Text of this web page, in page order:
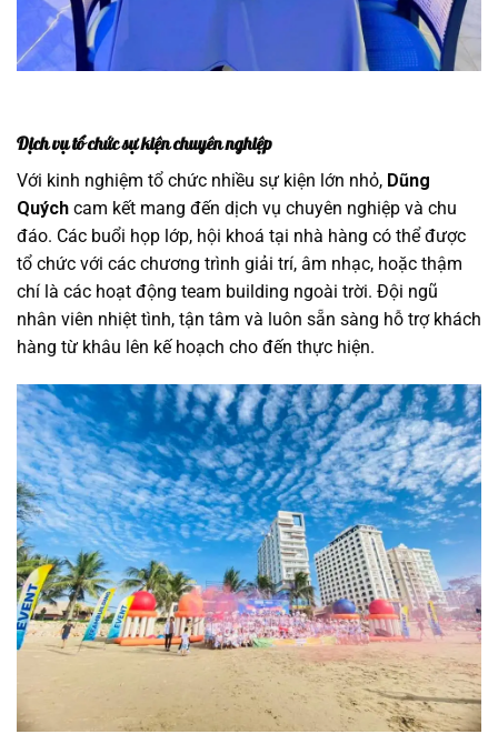
Dịch vụ tổ chức sự kiện chuyên nghiệp
Với kinh nghiệm tổ chức nhiều sự kiện lớn nhỏ, Dũng
Quých cam kết mang đến dịch vụ chuyên nghiệp và chu
đáo. Các buổi họp lớp, hội khoá tại nhà hàng có thể được
tổ chức với các chương trình giải trí, âm nhạc, hoặc thậm
chí là các hoạt động team building ngoài trời. Đội ngũ
nhân viên nhiệt tình, tận tâm và luôn sẵn sàng hỗ trợ khách
hàng từ khâu lên kế hoạch cho đến thực hiện.